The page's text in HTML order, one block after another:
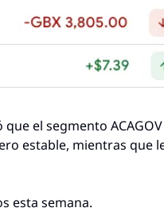
el segmento
estable, mientras que
esta semana.